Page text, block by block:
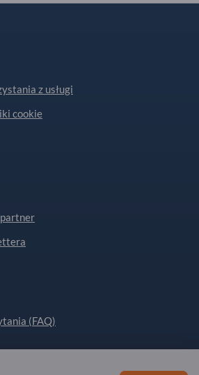
z usługi
cookie
(FAQ)